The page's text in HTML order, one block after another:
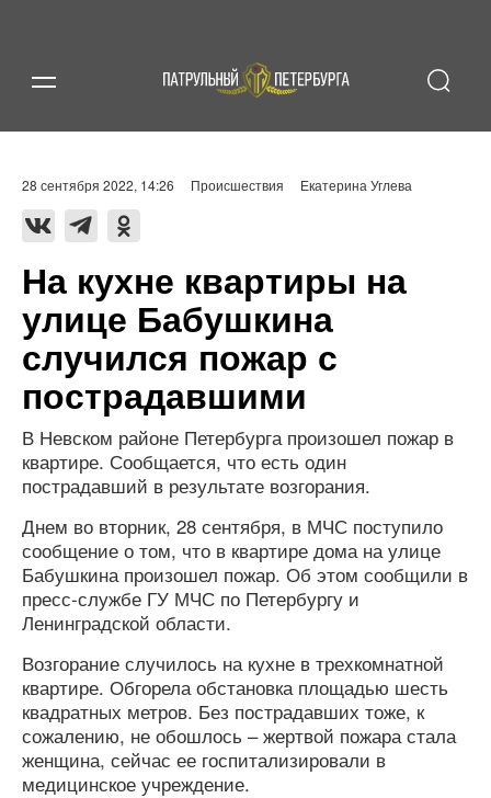
28 сентября 2022, 14:26 Происшествия Екатерина Углева
На кухне квартиры на
улице Бабушкина
случился пожар с
пострадавшими
В Невском районе Петербурга произошел пожар в
квартире. Сообщается, что есть один
пострадавший в результате возгорания.
Днем во вторник, 28 сентября, в МЧС поступило
сообщение о том, что в квартире дома на улице
Бабушкина произошел пожар. Об этом сообщили в
пресс-службе ГУ МЧС по Петербургу и
Ленинградской области.
Возгорание случилось на кухне в трехкомнатной
квартире. Обгорела обстановка площадью шесть
квадратных метров. Без пострадавших тоже, к
сожалению, не обошлось – жертвой пожара стала
женщина, сейчас ее госпитализировали в
медицинское учреждение.